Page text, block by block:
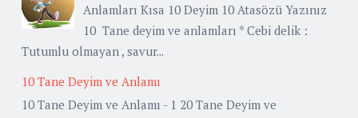
Anlamları Kısa 10 Deyim 10 Atasözü Yazınız
10 Tane deyim ve anlamları * Cebi delik :
Tutumlu olmayan , savur...
10 Tane Deyim ve Anlamı
10 Tane Deyim ve Anlamı - 1 20 Tane Deyim ve